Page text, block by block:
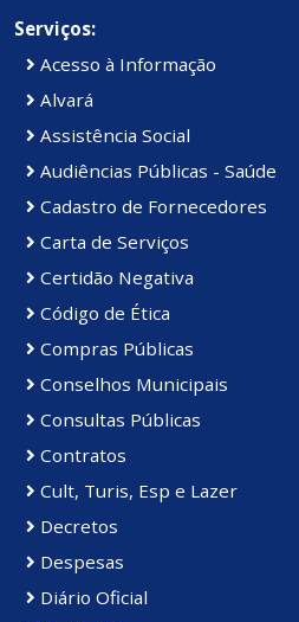
Serviços:
Acesso à Informação
Alvará
Assistência Social
Audiências Públicas - Saúde
Cadastro de Fornecedores
Carta de Serviços
Certidão Negativa
Código de Ética
Compras Públicas
Conselhos Municipais
Consultas Públicas
Contratos
Cult, Turis, Esp e Lazer
Decretos
Despesas
Diário Oficial